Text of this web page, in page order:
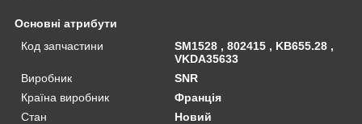
Основні атрибути
Код запчастини
SM1528 , 802415 , KB655.28 ,
VKDA35633
Виробник
SNR
Країна виробник
Франція
Стан
Новий